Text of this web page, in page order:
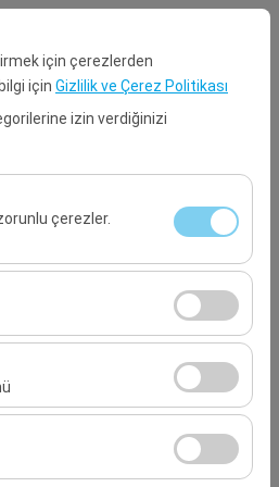
için çerezlerden
için Gizlilik ve Çerez Politikası
izin verdiğinizi
çerezler.
çalışması, güvenlik,
işlevler için gereklidir. Devre
(ziyaretçi sayısı,
kullanıcı davranışları)
veriler, web sitesi
deneyimini sürekli
uygun kişiselleştirilmiş
reklam kampanyalarımızın
tıklama oranı) ölçmemize